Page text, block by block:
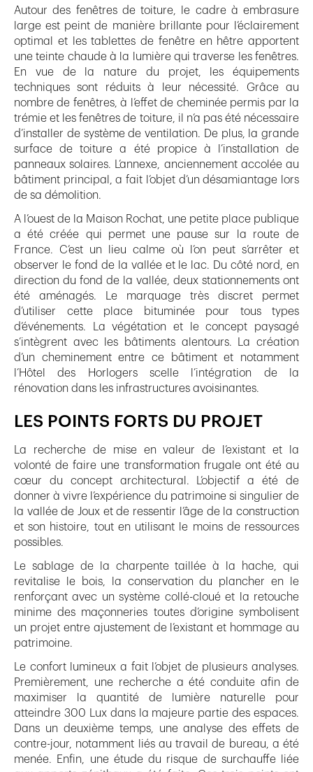
Autour des fenêtres de toiture, le cadre à embrasure
large est peint de manière brillante pour l’éclairement
optimal et les tablettes de fenêtre en hêtre apportent
une teinte chaude à la lumière qui traverse les fenêtres.
En vue de la nature du projet, les équipements
techniques sont réduits à leur nécessité. Grâce au
nombre de fenêtres, à l’effet de cheminée permis par la
trémie et les fenêtres de toiture, il n’a pas été nécessaire
d’installer de système de ventilation. De plus, la grande
surface de toiture a été propice à l’installation de
panneaux solaires. L’annexe, anciennement accolée au
bâtiment principal, a fait l’objet d’un désamiantage lors
de sa démolition.
A l’ouest de la Maison Rochat, une petite place publique
a été créée qui permet une pause sur la route de
France. C’est un lieu calme où l’on peut s’arrêter et
observer le fond de la vallée et le lac. Du côté nord, en
direction du fond de la vallée, deux stationnements ont
été aménagés. Le marquage très discret permet
d’utiliser cette place bituminée pour tous types
d’événements. La végétation et le concept paysagé
s’intègrent avec les bâtiments alentours. La création
d’un cheminement entre ce bâtiment et notamment
l’Hôtel des Horlogers scelle l’intégration de la
rénovation dans les infrastructures avoisinantes.
LES POINTS FORTS DU PROJET
La recherche de mise en valeur de l’existant et la
volonté de faire une transformation frugale ont été au
cœur du concept architectural. L’objectif a été de
donner à vivre l’expérience du patrimoine si singulier de
la vallée de Joux et de ressentir l’âge de la construction
et son histoire, tout en utilisant le moins de ressources
possibles.
Le sablage de la charpente taillée à la hache, qui
revitalise le bois, la conservation du plancher en le
renforçant avec un système collé-cloué et la retouche
minime des maçonneries toutes d’origine symbolisent
un projet entre ajustement de l’existant et hommage au
patrimoine.
Le confort lumineux a fait l’objet de plusieurs analyses.
Premièrement, une recherche a été conduite afin de
maximiser la quantité de lumière naturelle pour
atteindre 300 Lux dans la majeure partie des espaces.
Dans un deuxième temps, une analyse des effets de
contre-jour, notamment liés au travail de bureau, a été
menée. Enfin, une étude du risque de surchauffe liée